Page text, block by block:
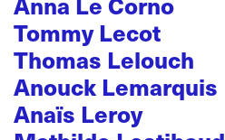
Tommy Lecot
Thomas Lelouch
Anouck Lemarquis
Anaïs Leroy